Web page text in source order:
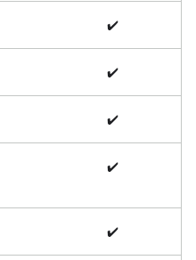
✔️
✔️
✔️
✔️
✔️